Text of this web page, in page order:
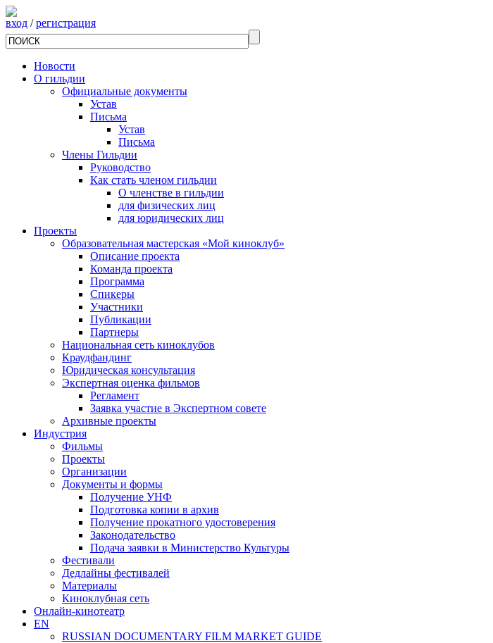
вход /регистрация
Новости
О гильдии
Официальные документы
Устав
Письма
Устав
Письма
Члены Гильдии
Руководство
Как стать членом гильдии
О членстве в гильдии
для физических лиц
для юридических лиц
Проекты
Образовательная мастерская «Мой киноклуб»
Описание проекта
Команда проекта
Программа
Спикеры
Участники
Публикации
Партнеры
Национальная сеть киноклубов
Краудфандинг
Юридическая консультация
Экспертная оценка фильмов
Регламент
Заявка участие в Экспертном совете
Архивные проекты
Индустрия
Фильмы
Проекты
Организации
Документы и формы
Получение УНФ
Подготовка копии в архив
Получение прокатного удостоверения
Законодательство
Подача заявки в Министерство Культуры
Фестивали
Дедлайны фестивалей
Материалы
Киноклубная сеть
Онлайн-кинотеатр
EN
RUSSIAN DOCUMENTARY FILM MARKET GUIDE